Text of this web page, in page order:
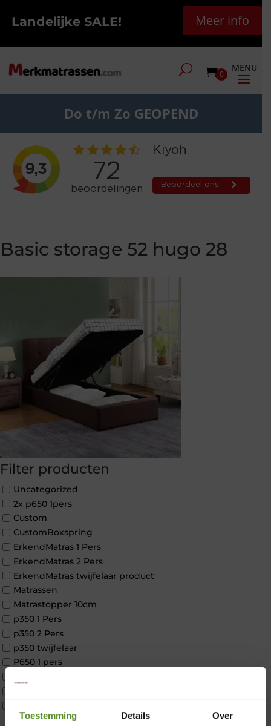
Toestemming Details Over
Landelijke SALE! Meer info
0
Do t/m Zo GEOPEND
Basic storage 52 hugo 28
Filter producten
Uncategorized
2x p650 1pers
Custom
CustomBoxspring
ErkendMatras 1 Pers
ErkendMatras 2 Pers
ErkendMatras twijfelaar product
Matrassen
Matrastopper 10cm
p350 1 Pers
p350 2 Pers
p350 twijfelaar
P650 1 pers
Maatvoering